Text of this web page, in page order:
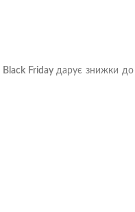
Black Fridayдарує знижки до